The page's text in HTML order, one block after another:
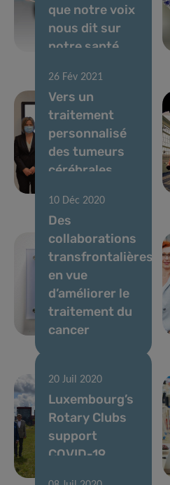
que notre voix
nous dit sur
notre santé
26 Fév 2021
Vers un
traitement
personnalisé
des tumeurs
cérébrales
10 Déc 2020
Des
collaborations
transfrontalières
en vue
d’améliorer le
traitement du
cancer
20 Juil 2020
Luxembourg’s
Rotary Clubs
support
COVID-19